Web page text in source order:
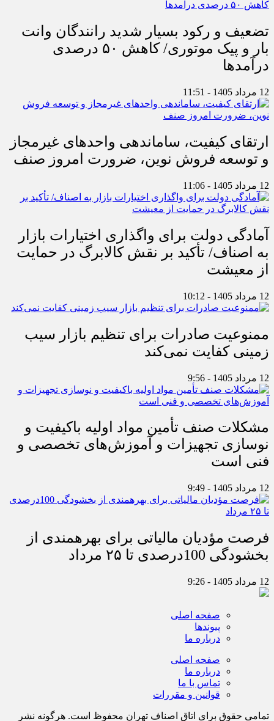
تضعیف و رکود بسیار شدید رانندگان وانت
بار و پیک موتوری/ کاهش ۵۰ درصدی
درآمدها
12 مرداد 1405 - 11:51
ارتقای کیفیت، ساماندهی واحدهای غیرمجاز
و توسعه فروش نوین، ضرورت امروز صنف
12 مرداد 1405 - 11:06
آمادگی دولت برای واگذاری اختیارات بازار
به اصناف/ تأکید بر نقش کالابرگ در حمایت
از معیشت
12 مرداد 1405 - 10:12
ممنوعیت صادرات برای تنظیم بازار سیب
زمینی کفایت نمی‌کند
12 مرداد 1405 - 9:56
مشکلات صنف تأمین مواد اولیه باکیفیت و
نوسازی تجهیزات و آموزش‌های تخصصی و
فنی است
12 مرداد 1405 - 9:49
فرصت مؤدیان مالیاتی برای بهره‎مندی از
بخشودگی 100درصدی تا ۲۵ مرداد
12 مرداد 1405 - 9:26
صفحه اصلی
پیوندها
درباره ما
صفحه اصلی
درباره ما
تماس با ما
قوانین و مقررات
تمامی حقوق برای اتاق اصناف تهران محفوظ است. هرگونه نشر